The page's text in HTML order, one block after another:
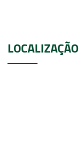
LOCALIZAÇÃO